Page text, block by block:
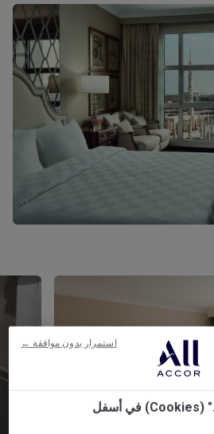
"ملفات تعريف الارتباط" (Cookies) في أسفل
استمرار بدون موافقة ←